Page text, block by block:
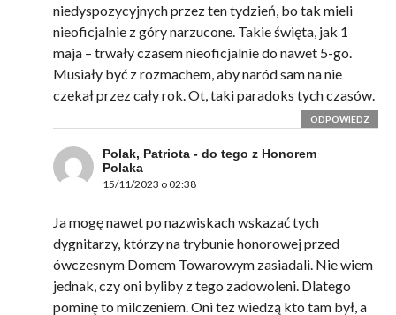
niedyspozycyjnych przez ten tydzień, bo tak mieli
nieoficjalnie z góry narzucone. Takie święta, jak 1
maja – trwały czasem nieoficjalnie do nawet 5-go.
Musiały być z rozmachem, aby naród sam na nie
czekał przez cały rok. Ot, taki paradoks tych czasów.
ODPOWIEDZ
Polak, Patriota - do tego z Honorem
Polaka
15/11/2023 o 02:38
Ja mogę nawet po nazwiskach wskazać tych
dygnitarzy, którzy na trybunie honorowej przed
ówczesnym Domem Towarowym zasiadali. Nie wiem
jednak, czy oni byliby z tego zadowoleni. Dlatego
pominę to milczeniem. Oni tez wiedzą kto tam był, a